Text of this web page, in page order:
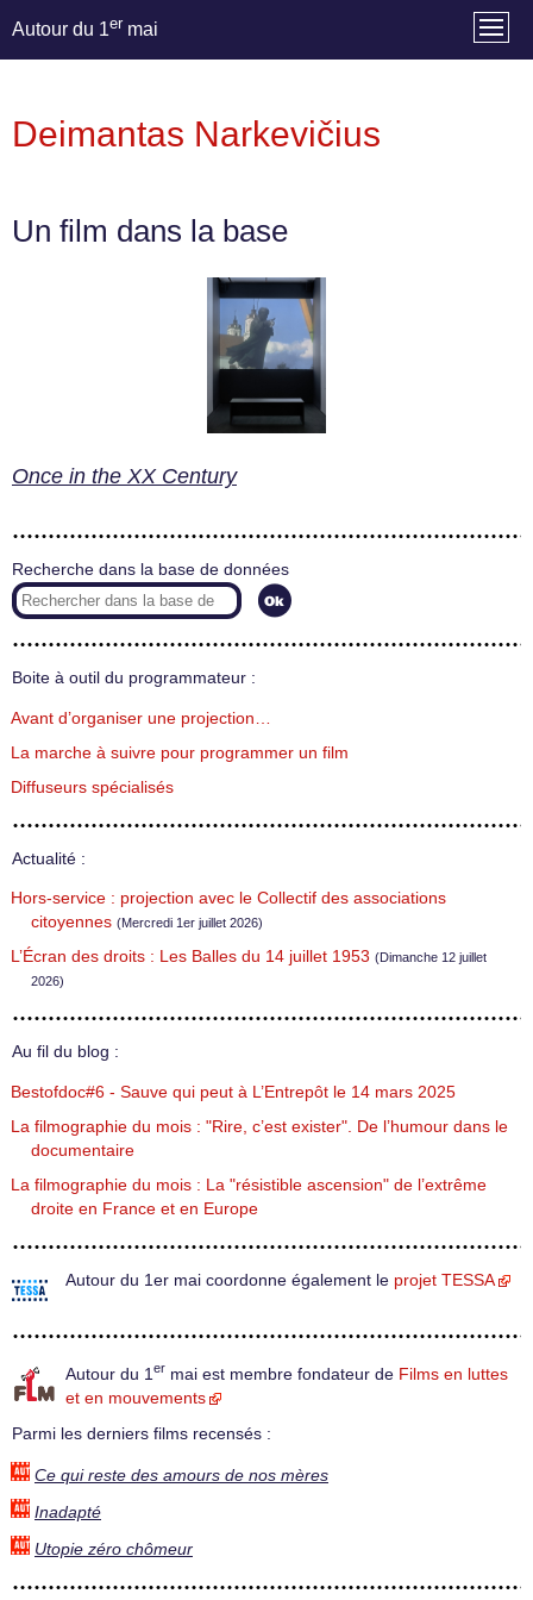
Autour du 1er mai
Deimantas Narkevičius
Un film dans la base
Once in the XX Century
Recherche dans la base de données
Boite à outil du programmateur :
Avant d’organiser une projection…
La marche à suivre pour programmer un film
Diffuseurs spécialisés
Actualité :
Hors-service : projection avec le Collectif des associations
citoyennes (Mercredi 1er juillet 2026)
L’Écran des droits : Les Balles du 14 juillet 1953 (Dimanche 12 juillet
2026)
Au fil du blog :
Bestofdoc#6 - Sauve qui peut à L’Entrepôt le 14 mars 2025
La filmographie du mois : "Rire, c’est exister". De l’humour dans le
documentaire
La filmographie du mois : La "résistible ascension" de l’extrême
droite en France et en Europe
Autour du 1er mai coordonne également le projet TESSA
Autour du 1 er mai est membre fondateur de Films en luttes
et en mouvements
Parmi les derniers films recensés :
Ce qui reste des amours de nos mères
Inadapté
Utopie zéro chômeur